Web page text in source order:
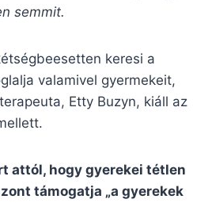
semmit.
keresi a
valamivel gyermekeit,
Etty Buzyn, kiáll az
attól, hogy gyerekei tétlen
támogatja „a gyerekek